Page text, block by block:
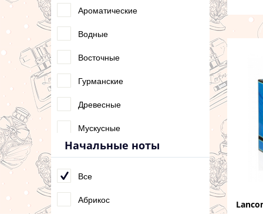
Ароматические
Водные
Восточные
Гурманские
Древесные
Мускусные
Ориентальные
Сладкие
Фруктовые
Начальные ноты
Все
Абрикос